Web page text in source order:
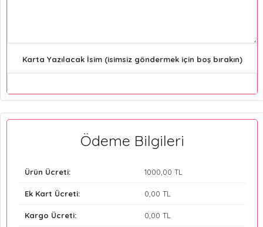
Karta Yazılacak İsim (isimsiz göndermek için boş bırakın)
Ödeme Bilgileri
Ürün Ücreti: 1000 ,00 TL
Ek Kart Ücreti: 0 ,00 TL
Kargo Ücreti: 0 ,00 TL